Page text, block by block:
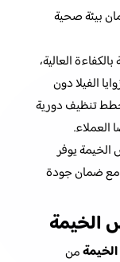
بيئة صحية
العالية،
الفيلا دون
تنظيف دورية
الخيمة يوفر
مع ضمان جودة
الخيمة
من